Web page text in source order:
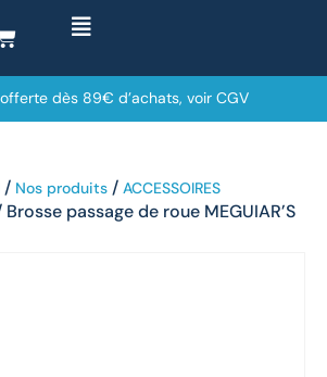
dès 89€ d’achats, voir CGV
/ Nos produits/ ACCESSOIRES
Brosse passage de roue MEGUIAR’S